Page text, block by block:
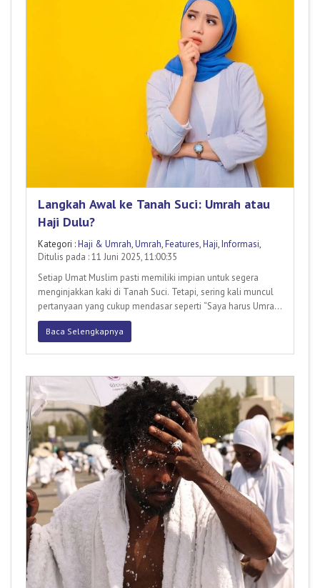
Langkah Awal ke Tanah Suci: Umrah atau
Haji Dulu?
Kategori :Haji & Umrah,Umrah,Features,Haji,Informasi,
Ditulis pada : 11 Juni 2025, 11:00:35
Setiap Umat Muslim pasti memiliki impian untuk segera
menginjakkan kaki di Tanah Suci. Tetapi, sering kali muncul
pertanyaan yang cukup mendasar seperti “Saya harus Umrah
dulu
Baca Selengkapnya